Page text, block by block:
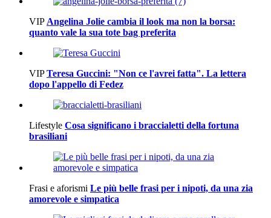
VIP Angelina Jolie cambia il look ma non la borsa:
quanto vale la sua tote bag preferita
VIP Teresa Guccini: "Non ce l'avrei fatta". La lettera
dopo l'appello di Fedez
Lifestyle Cosa significano i braccialetti della fortuna
brasiliani
Frasi e aforismi Le più belle frasi per i nipoti, da una zia
amorevole e simpatica